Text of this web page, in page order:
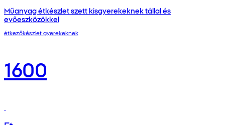
Műanyag étkészlet szett kisgyerekeknek tállal és
evőeszközökkel
étkezőkészlet gyerekeknek
1600